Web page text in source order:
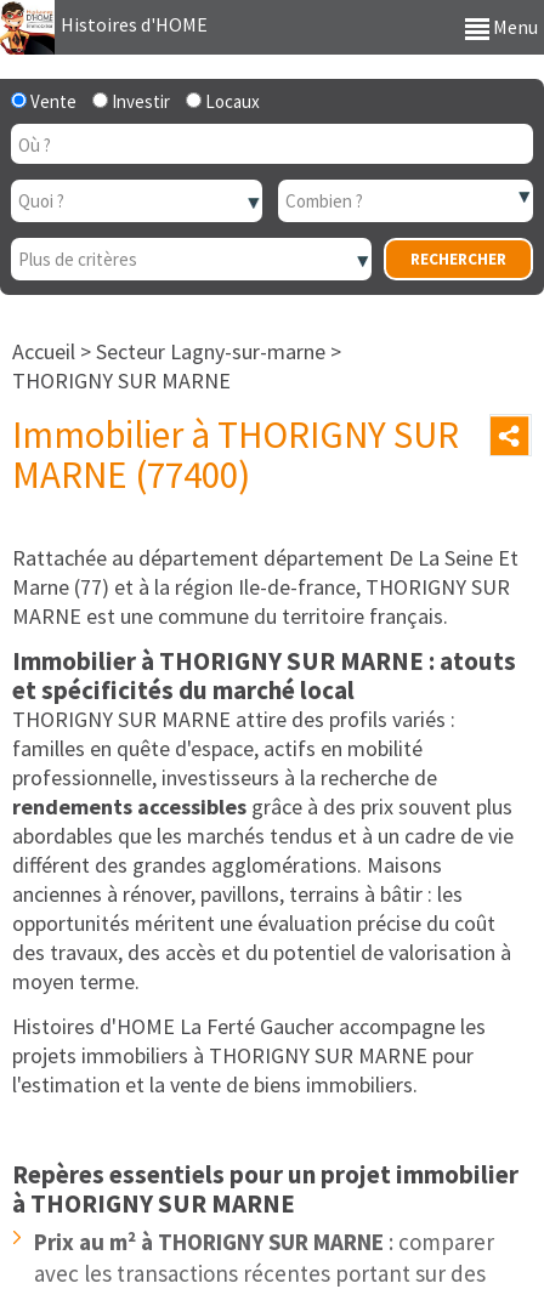
Histoires d'HOME Menu
Vente Investir Locaux
Accueil >Secteur Lagny-sur-marne >
THORIGNY SUR MARNE
Immobilier à THORIGNY SUR
MARNE (77400)
Rattachée au département département De La Seine Et
Marne (77) et à la région Ile-de-france, THORIGNY SUR
MARNE est une commune du territoire français.
Immobilier à THORIGNY SUR MARNE : atouts
et spécificités du marché local
THORIGNY SUR MARNE attire des profils variés :
familles en quête d'espace, actifs en mobilité
professionnelle, investisseurs à la recherche de
rendements accessibles grâce à des prix souvent plus
abordables que les marchés tendus et à un cadre de vie
différent des grandes agglomérations. Maisons
anciennes à rénover, pavillons, terrains à bâtir : les
opportunités méritent une évaluation précise du coût
des travaux, des accès et du potentiel de valorisation à
moyen terme.
Histoires d'HOME La Ferté Gaucher accompagne les
projets immobiliers à THORIGNY SUR MARNE pour
l'estimation et la vente de biens immobiliers.
Repères essentiels pour un projet immobilier
à THORIGNY SUR MARNE
Prix au m² à THORIGNY SUR MARNE : comparer
avec les transactions récentes portant sur des